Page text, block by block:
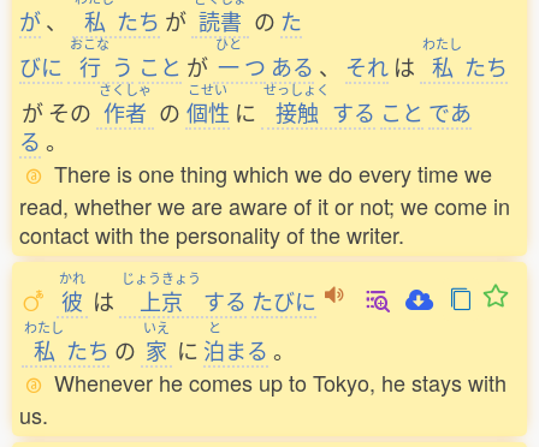
が、 私 たち が 読書 の た
びに
おこな
行 う こと が
ひと
一つ ある 、 それ は
わたし
私 たち
が その
さくしゃ
作者 の
こせい
個性 に
せっしょく
接触 する こと であ
る 。
There is one thing which we do every time we
read, whether we are aware of it or not; we come in
contact with the personality of the writer.
かれ
彼 は
じょうきょう
上京 する たびに
わたし
私 たち の
いえ
家 に
と
泊まる 。
Whenever he comes up to Tokyo, he stays with
us.